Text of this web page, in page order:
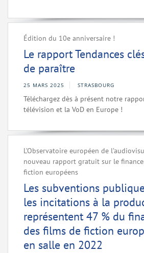
Édition du 10e anniversaire !
Le rapport Tendances
de paraître
25 MARS 2025 STRASBOURG
Téléchargez dès à présent notre
télévision et la VoD en Europe !
L’Observatoire européen de
nouveau rapport gratuit sur le
fiction européens
Les subventions
les incitations à la
représentent 47 % du
des films de fiction
en salle en 2022